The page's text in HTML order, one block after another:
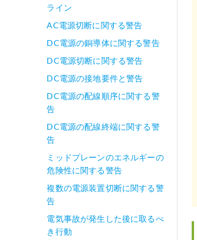
ライン
AC電源切断に関する警告
DC電源の銅導体に関する警告
DC電源切断に関する警告
DC電源の接地要件と警告
DC電源の配線順序に関する警
告
DC電源の配線終端に関する警
告
ミッドプレーンのエネルギーの
危険性に関する警告
複数の電源装置切断に関する警
告
電気事故が発生した後に取るべ
き行動